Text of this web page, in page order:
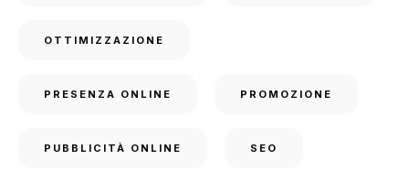
OTTIMIZZAZIONE
PRESENZA ONLINE PROMOZIONE
PUBBLICITÀ ONLINE SEO